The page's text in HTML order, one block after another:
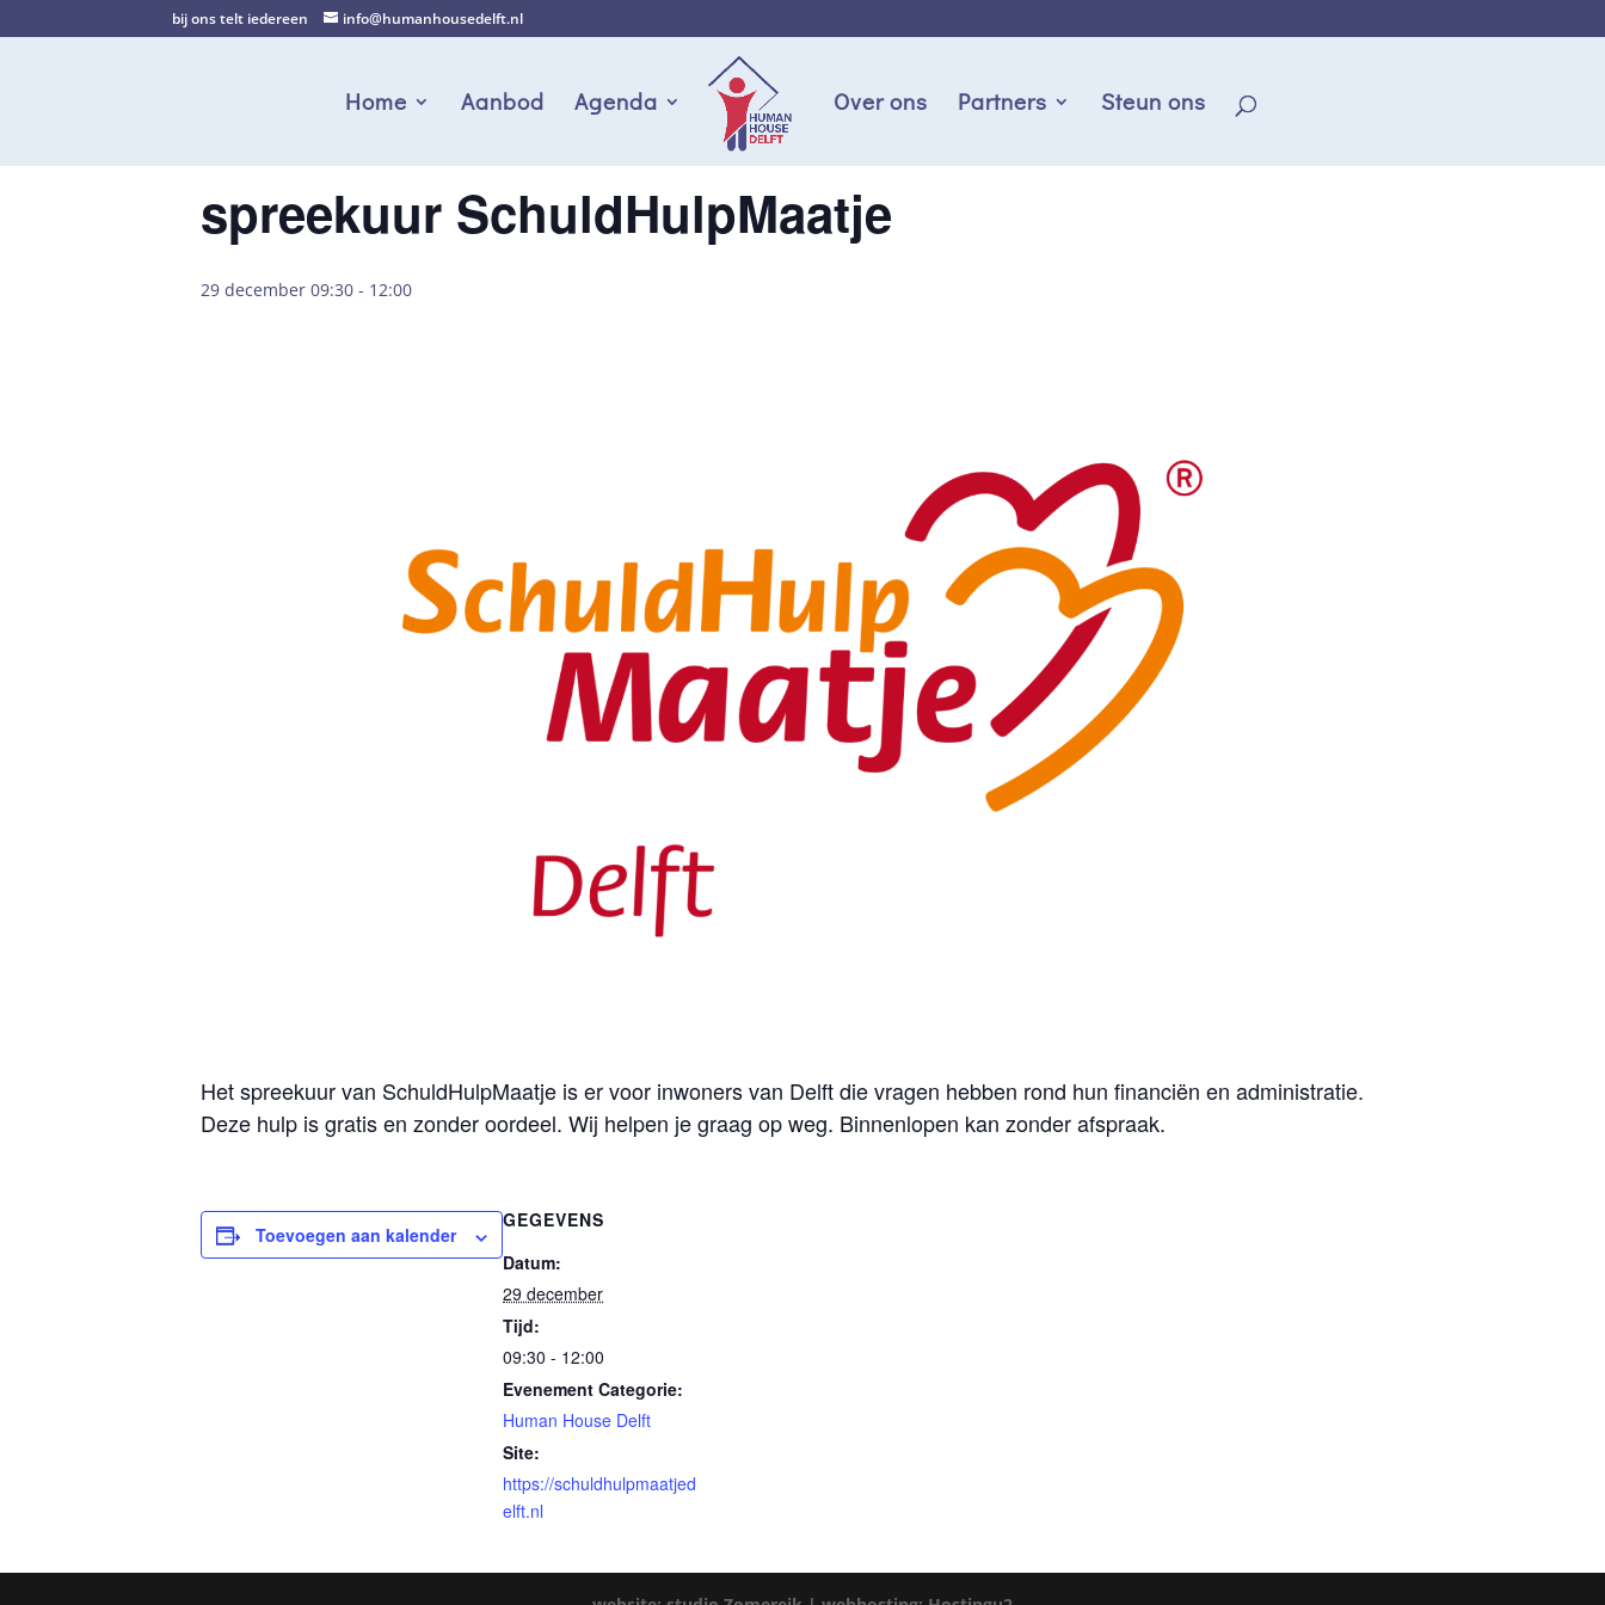
bij ons telt iedereen info@humanhousedelft.nl
Home Aanbod Agenda Over ons Partners Steun ons
spreekuur SchuldHulpMaatje
29 december 09:30 - 12:00
Het spreekuur van SchuldHulpMaatje is er voor inwoners van Delft die vragen hebben rond hun financiën en administratie.
Deze hulp is gratis en zonder oordeel. Wij helpen je graag op weg. Binnenlopen kan zonder afspraak.
Toevoegen aan kalender
GEGEVENS
Datum:
29 december
Tijd:
09:30 - 12:00
Evenement Categorie:
Human House Delft
Site:
https://schuldhulpmaatjed
elft.nl